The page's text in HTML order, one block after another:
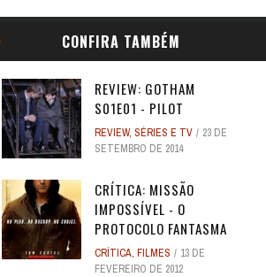
CONFIRA TAMBÉM
REVIEW: GOTHAM
S01E01 - PILOT
REVIEW, SÉRIES E TV
23 DE
SETEMBRO DE 2014
CRÍTICA: MISSÃO
IMPOSSÍVEL - O
PROTOCOLO FANTASMA
CRÍTICA, FILMES
13 DE
FEVEREIRO DE 2012
TELETRANSPORTE
DE COMANDO